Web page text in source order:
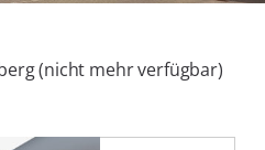
(nicht mehr verfügbar)